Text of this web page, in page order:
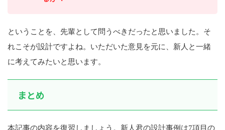
ということを、先輩として問うべきだったと思いました。そ
れこそが設計ですよね。いただいた意見を元に、新人と一緒
に考えてみたいと思います。
まとめ
本記事の内容を復習しましょう。新人君の設計事例は7項目の